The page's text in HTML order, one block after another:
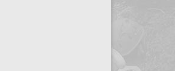
сироятшудагон ба 7